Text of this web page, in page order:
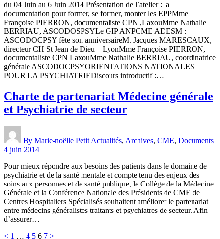
du 04 Juin au 6 Juin 2014 Présentation de l’atelier : la
documentation pour former, se former, monter les EPPMme
Françoise PIERRON, documentaliste CPN ,LaxouMme Nathalie
BERRIAU, ASCODOSPSYLe GIP ANPCME ADESM :
ASCODOCPSY fête son anniversaireM. Jacques MARESCAUX,
directeur CH St Jean de Dieu – LyonMme Françoise PIERRON,
documentaliste CPN LaxouMme Nathalie BERRIAU, coordinatrice
générale ASCODOCPSYORIENTATIONS NATIONALES
POUR LA PSYCHIATRIEDiscours introductif :…
Charte de partenariat Médecine générale
et Psychiatrie de secteur
By Marie-noëlle Petit Actualités, Archives, CME, Documents
4 juin 2014
Pour mieux répondre aux besoins des patients dans le domaine de
psychiatrie et de la santé mentale et compte tenu des enjeux des
soins aux personnes et de santé publique, le Collège de la Médecine
Générale et la Conférence Nationale des Présidents de CME de
Centres Hospitaliers Spécialisés souhaitent améliorer le partenariat
entre médecins généralistes traitants et psychiatres de secteur. Afin
d’assurer…
< Page
1 … Page
4 Page
5 Page
6 Page
7 >